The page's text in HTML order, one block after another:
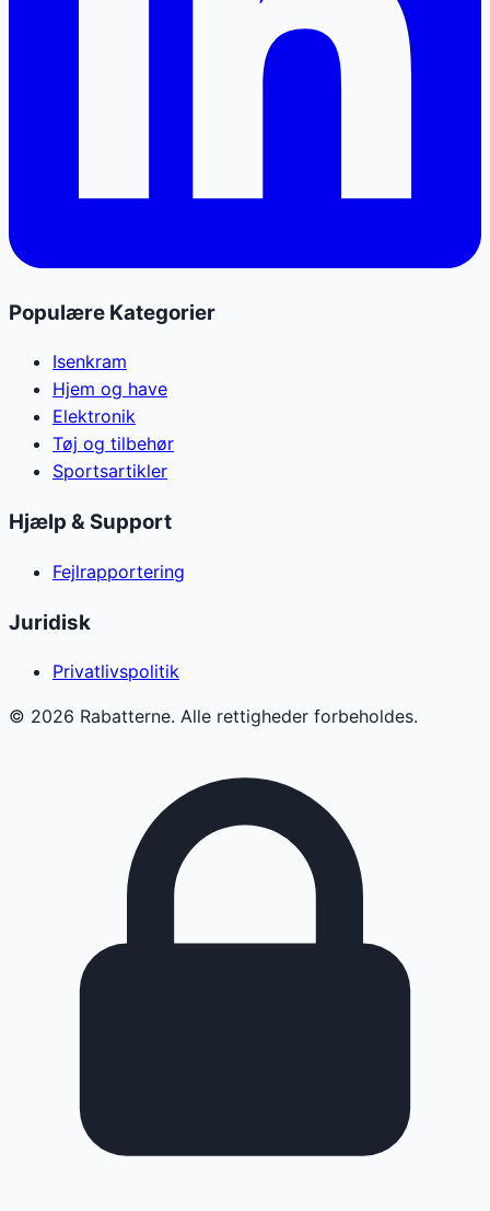
Populære Kategorier
Isenkram
Hjem og have
Elektronik
Tøj og tilbehør
Sportsartikler
Hjælp & Support
Fejlrapportering
Juridisk
Privatlivspolitik
© 2026 Rabatterne. Alle rettigheder forbeholdes.